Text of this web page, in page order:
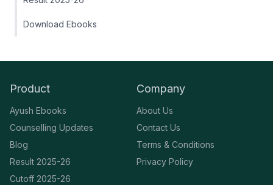
Download Ebooks
Product
Ayush Ebooks
Counselling Updates
Blog
Result 2025-26
Cutoff 2025-26
Company
About Us
Contact Us
Terms & Conditions
Privacy Policy